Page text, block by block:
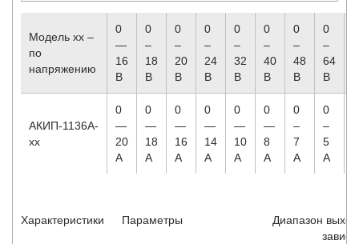
Модель хх –
по
напряжению
0
—
16
В
0
–
18
В
0
–
20
В
0
–
24
В
0
–
32
В
0
–
40
В
0
–
48
В
0
–
64
В
АКИП-1136A-
xx
0
—
20
A
0
—
18
A
0
—
16
A
0
—
14
A
0
—
10
A
0
—
8
A
0
–
7
A
0
–
5
A
Характеристики Параметры
Диапазон